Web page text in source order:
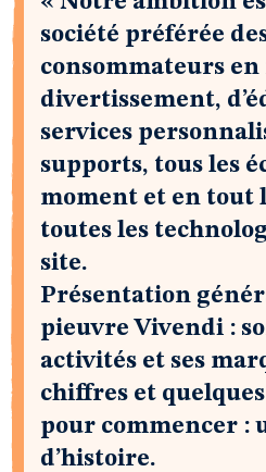
société préférée
consommateurs
divertissement,
services
supports, tous les
moment et en tout
toutes les
site.
Présentation
pieuvre Vivendi :
activités et ses
chiffres et
pour commencer :
d’histoire.